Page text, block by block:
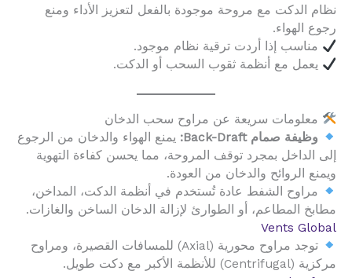
نظام الدكت مع مروحة موجودة بالفعل لتعزيز الأداء ومنع
رجوع الهواء.
مناسب إذا أردت ترقية نظام موجود.
يعمل مع أنظمة ثقوب السحب أو الدكت.
معلومات سريعة عن مراوح سحب الدخان
وظيفة صمام Back-Draft:
يمنع الهواء والدخان من الرجوع
إلى الداخل بمجرد توقف المروحة، مما يحسن كفاءة التهوية
ويمنع الروائح والدخان من العودة.
مراوح الشفط عادة تُستخدم في أنظمة الدكت، المداخن،
مطابخ المطاعم، أو الطوارئ لإزالة الدخان الساخن والغازات.
Vents Global
توجد مراوح محورية (Axial) للمسافات القصيرة، ومراوح
مركزية (Centrifugal) للأنظمة الأكبر مع دكت طويل.